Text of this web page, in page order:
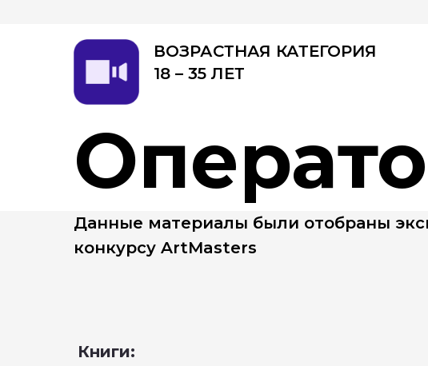
ВОЗРАСТНАЯ КАТЕГОРИЯ
18 – 35 ЛЕТ
Данные материалы были отобраны
конкурсу ArtMasters
Книги: